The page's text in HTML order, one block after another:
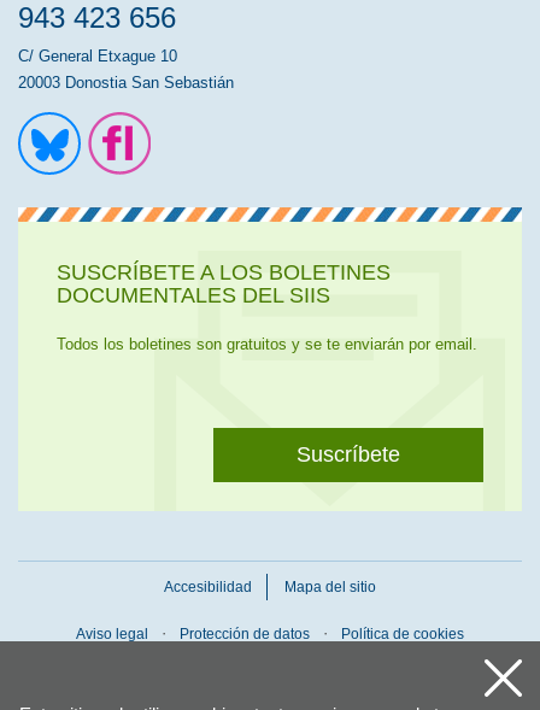
943 423 656
C/ General Etxague 10
20003 Donostia San Sebastián
SUSCRÍBETE A LOS BOLETINES
DOCUMENTALES DEL SIIS
Todos los boletines son gratuitos y se te enviarán por email.
Suscríbete
Accesibilidad Mapa del sitio
Aviso legal Protección de datos Política de cookies